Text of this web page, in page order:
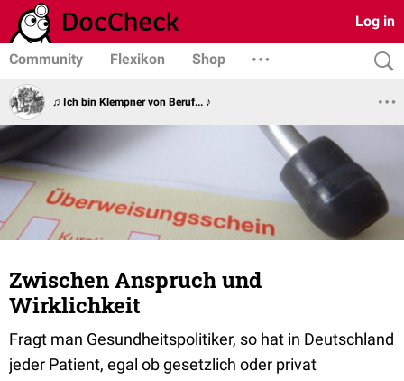
Log in
Community Flexikon Shop
♫ Ich bin Klempner von Beruf... ♪
Zwischen Anspruch und
Wirklichkeit
Fragt man Gesundheitspolitiker, so hat in Deutschland
jeder Patient, egal ob gesetzlich oder privat